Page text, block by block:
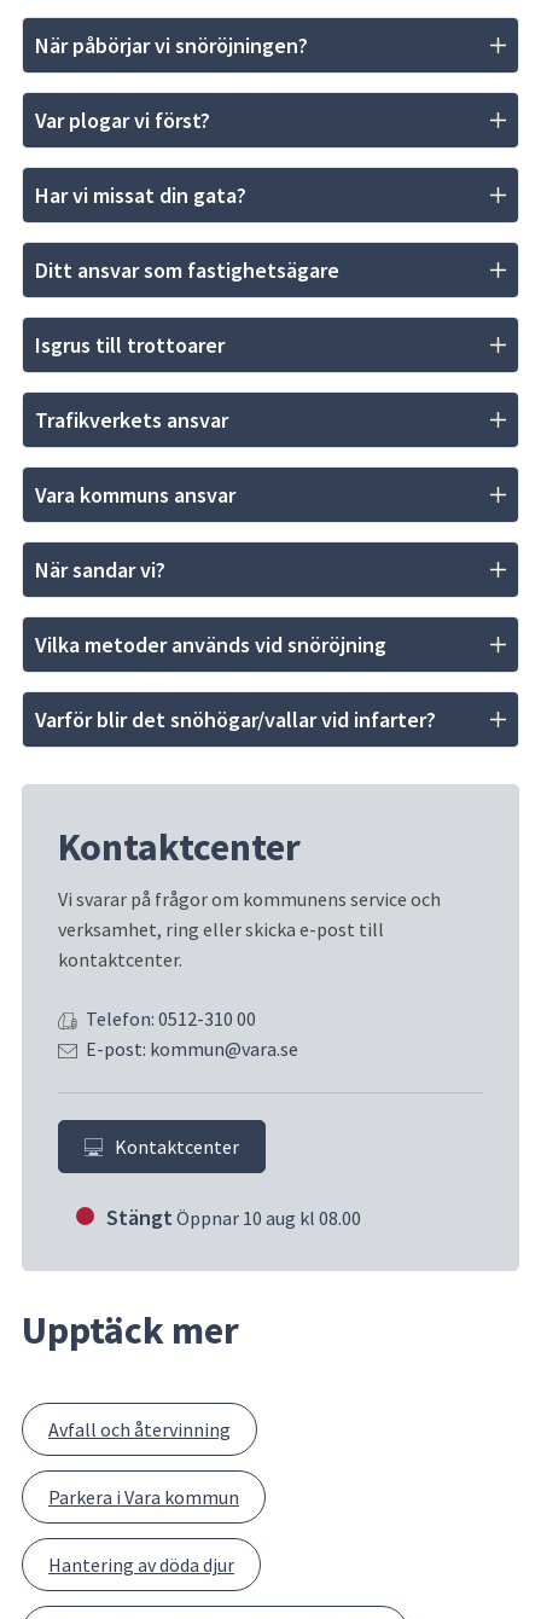
När påbörjar vi snöröjningen?
Var plogar vi först?
Har vi missat din gata?
Ditt ansvar som fastighetsägare
Isgrus till trottoarer
Trafikverkets ansvar
Vara kommuns ansvar
När sandar vi?
Vilka metoder används vid snöröjning
Varför blir det snöhögar/vallar vid infarter?
Kontaktcenter
Vi svarar på frågor om kommunens service och
verksamhet, ring eller skicka e-post till
kontaktcenter.
Telefon: 0512-310 00
E-post: kommun@vara.se
Kontaktcenter
Stängt Öppnar 10 aug kl 08.00
Upptäck mer
Avfall och återvinning
Parkera i Vara kommun
Hantering av döda djur